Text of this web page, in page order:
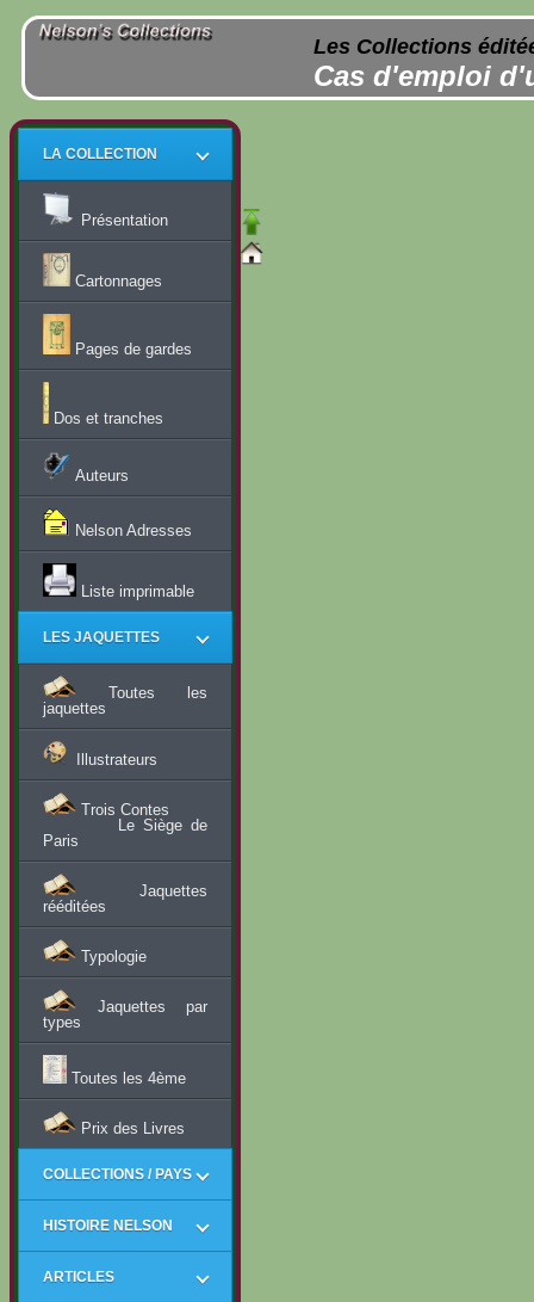
Les Collections
Cas d'emploi
LA COLLECTION
Présentation
Cartonnages
Pages de gardes
Dos et tranches
Auteurs
Nelson Adresses
Liste imprimable
LES JAQUETTES
Toutes les
jaquettes
Illustrateurs
Trois Contes
Le Siège de
Paris
Jaquettes
rééditées
Typologie
Jaquettes par
types
Toutes les 4ème
Prix des Livres
COLLECTIONS / PAYS
HISTOIRE NELSON
ARTICLES